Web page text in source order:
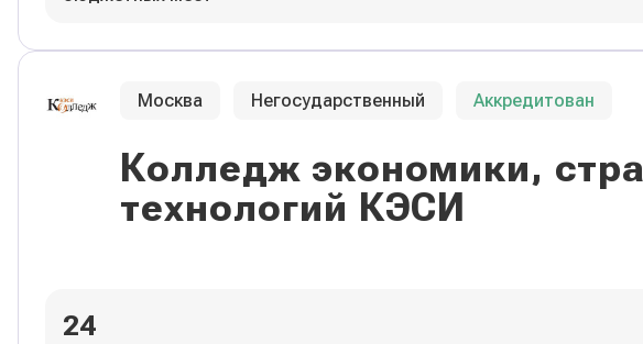
Москва Негосударственный Аккредитован
Колледж экономики,
технологий КЭСИ
24